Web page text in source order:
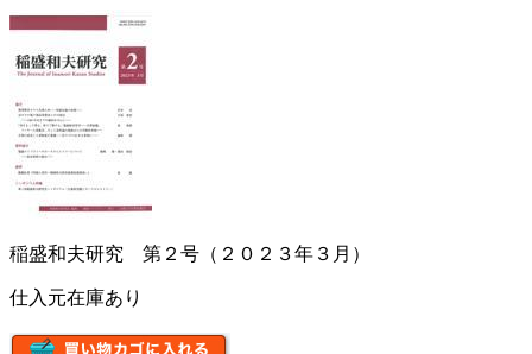
稲盛和夫研究 第２号（２０２３年３月）
仕入元在庫あり